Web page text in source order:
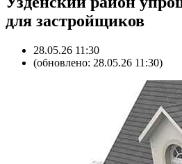
для застройщиков
28.05.26 11:30
(обновлено: 28.05.26 11:30)